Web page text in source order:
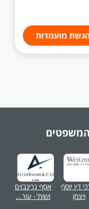
מועמדות
המשפטים
דין יוסף
ויצמן
אסף גרינבוים
ושות'- עור...